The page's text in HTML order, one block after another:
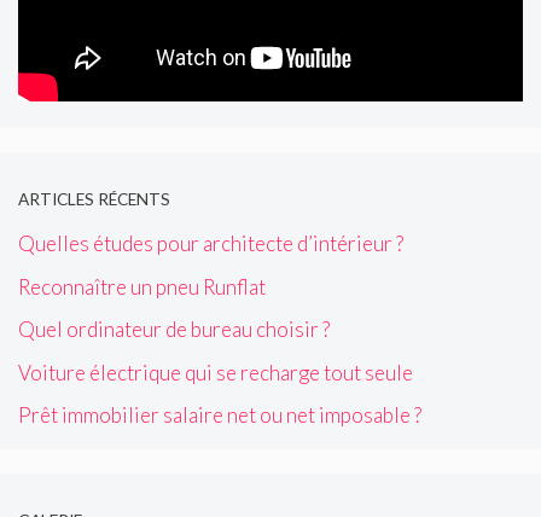
ARTICLES RÉCENTS
Quelles études pour architecte d’intérieur ?
Reconnaître un pneu Runflat
Quel ordinateur de bureau choisir ?
Voiture électrique qui se recharge tout seule
Prêt immobilier salaire net ou net imposable ?